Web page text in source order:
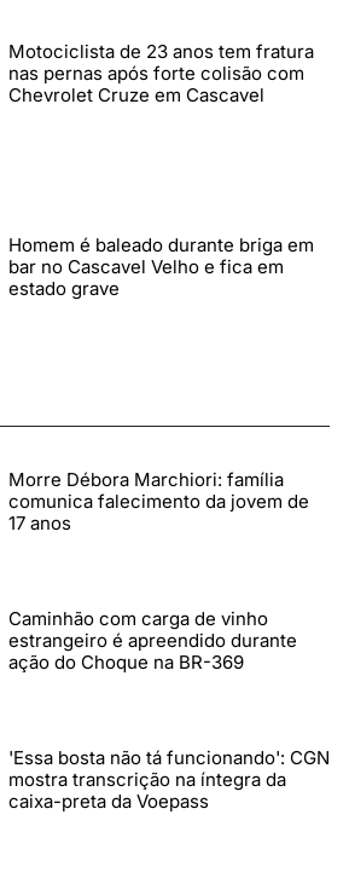
Motociclista de 23 anos tem fratura
nas pernas após forte colisão com
Chevrolet Cruze em Cascavel
Homem é baleado durante briga em
bar no Cascavel Velho e fica em
estado grave
Morre Débora Marchiori: família
comunica falecimento da jovem de
17 anos
Caminhão com carga de vinho
estrangeiro é apreendido durante
ação do Choque na BR-369
'Essa bosta não tá funcionando': CGN
mostra transcrição na íntegra da
caixa-preta da Voepass